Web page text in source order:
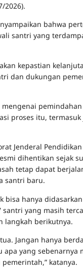
2026).
bahwa
santri yang
kepastian
dan dukungan
proses itu,
Jenderal
dihentikan sejak
tetap dapat
santri baru.
hanya
yang masih
langkah berikutnya.
Jangan hanya
yang sebenarnya
katanya.